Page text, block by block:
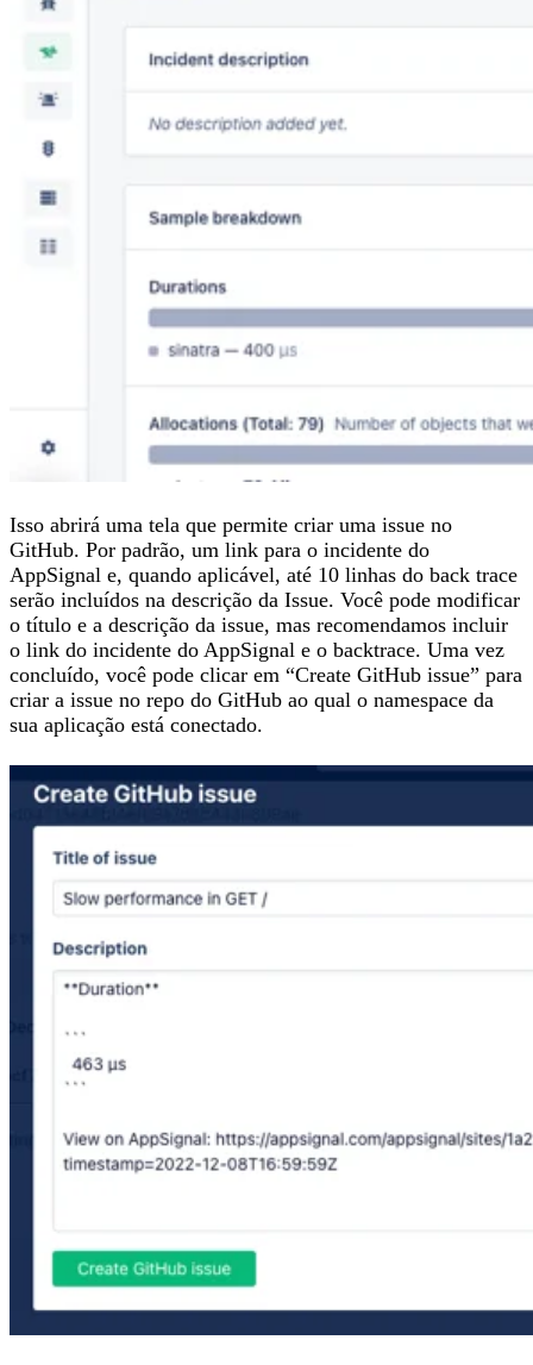
Isso abrirá uma tela que permite criar uma issue no
GitHub. Por padrão, um link para o incidente do
AppSignal e, quando aplicável, até 10 linhas do back trace
serão incluídos na descrição da Issue. Você pode modificar
o título e a descrição da issue, mas recomendamos incluir
o link do incidente do AppSignal e o backtrace. Uma vez
concluído, você pode clicar em “Create GitHub issue” para
criar a issue no repo do GitHub ao qual o namespace da
sua aplicação está conectado.